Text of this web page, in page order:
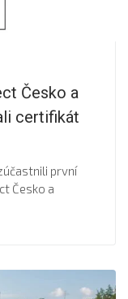
Česko a
certifikát
první
Česko a